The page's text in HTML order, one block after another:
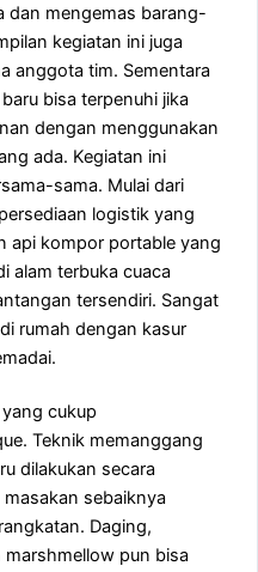
dan mengemas barang-
kegiatan ini juga
anggota tim. Sementara
bisa terpenuhi jika
dengan menggunakan
ada. Kegiatan ini
sama. Mulai dari
logistik yang
api kompor portable yang
alam terbuka cuaca
tersendiri. Sangat
rumah dengan kasur
cukup
Teknik memanggang
dilakukan secara
sebaiknya
Daging,
pun bisa